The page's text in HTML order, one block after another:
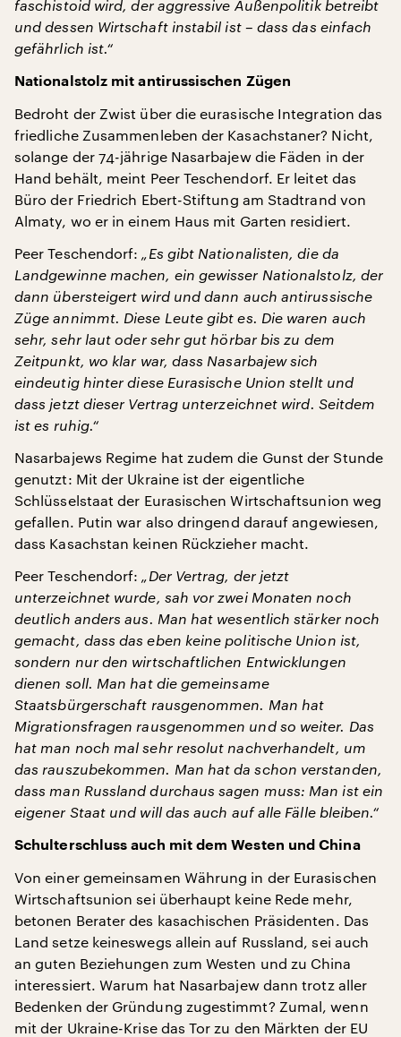
faschistoid wird, der aggressive Außenpolitik betreibt
und dessen Wirtschaft instabil ist – dass das einfach
gefährlich ist.“
Nationalstolz mit antirussischen Zügen
Bedroht der Zwist über die eurasische Integration das
friedliche Zusammenleben der Kasachstaner? Nicht,
solange der 74-jährige Nasarbajew die Fäden in der
Hand behält, meint Peer Teschendorf. Er leitet das
Büro der Friedrich Ebert-Stiftung am Stadtrand von
Almaty, wo er in einem Haus mit Garten residiert.
Peer Teschendorf: „Es gibt Nationalisten, die da
Landgewinne machen, ein gewisser Nationalstolz, der
dann übersteigert wird und dann auch antirussische
Züge annimmt. Diese Leute gibt es. Die waren auch
sehr, sehr laut oder sehr gut hörbar bis zu dem
Zeitpunkt, wo klar war, dass Nasarbajew sich
eindeutig hinter diese Eurasische Union stellt und
dass jetzt dieser Vertrag unterzeichnet wird. Seitdem
ist es ruhig.“
Nasarbajews Regime hat zudem die Gunst der Stunde
genutzt: Mit der Ukraine ist der eigentliche
Schlüsselstaat der Eurasischen Wirtschaftsunion weg
gefallen. Putin war also dringend darauf angewiesen,
dass Kasachstan keinen Rückzieher macht.
Peer Teschendorf: „Der Vertrag, der jetzt
unterzeichnet wurde, sah vor zwei Monaten noch
deutlich anders aus. Man hat wesentlich stärker noch
gemacht, dass das eben keine politische Union ist,
sondern nur den wirtschaftlichen Entwicklungen
dienen soll. Man hat die gemeinsame
Staatsbürgerschaft rausgenommen. Man hat
Migrationsfragen rausgenommen und so weiter. Das
hat man noch mal sehr resolut nachverhandelt, um
das rauszubekommen. Man hat da schon verstanden,
dass man Russland durchaus sagen muss: Man ist ein
eigener Staat und will das auch auf alle Fälle bleiben.“
Schulterschluss auch mit dem Westen und China
Von einer gemeinsamen Währung in der Eurasischen
Wirtschaftsunion sei überhaupt keine Rede mehr,
betonen Berater des kasachischen Präsidenten. Das
Land setze keineswegs allein auf Russland, sei auch
an guten Beziehungen zum Westen und zu China
interessiert. Warum hat Nasarbajew dann trotz aller
Bedenken der Gründung zugestimmt? Zumal, wenn
mit der Ukraine-Krise das Tor zu den Märkten der EU